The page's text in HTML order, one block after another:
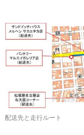
配送先と走行ルート